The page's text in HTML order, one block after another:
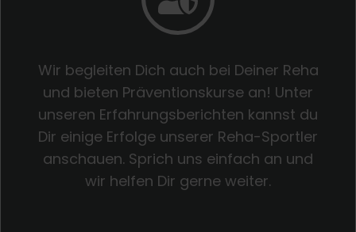
Wir begleiten Dich auch bei Deiner Reha
und bieten Präventionskurse an! Unter
unseren Erfahrungsberichten kannst du
Dir einige Erfolge unserer Reha-Sportler
anschauen. Sprich uns einfach an und
wir helfen Dir gerne weiter.